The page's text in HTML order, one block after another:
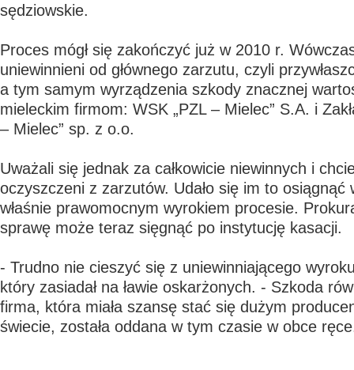
sędziowskie.
Proces mógł się zakończyć już w 2010 r.
uniewinnieni od głównego zarzutu, czyli
a tym samym wyrządzenia szkody znacznej
mieleckim firmom: WSK „PZL – Mielec” S.A. i
– Mielec” sp. z o.o.
Uważali się jednak za całkowicie niewinnych i
oczyszczeni z zarzutów. Udało się im to osiągnąć
właśnie prawomocnym wyrokiem procesie.
sprawę może teraz sięgnąć po instytucję kasacji.
- Trudno nie cieszyć się z uniewinniającego
który zasiadał na ławie oskarżonych. - Szkoda
firma, która miała szansę stać się dużym
świecie, została oddana w tym czasie w obce